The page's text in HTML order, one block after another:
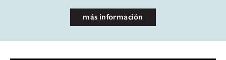
más información